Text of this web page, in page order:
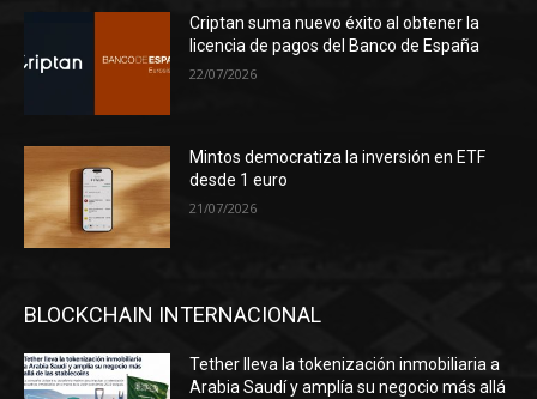
Criptan suma nuevo éxito al obtener la
licencia de pagos del Banco de España
22/07/2026
Mintos democratiza la inversión en ETF
desde 1 euro
21/07/2026
BLOCKCHAIN INTERNACIONAL
Tether lleva la tokenización inmobiliaria a
Arabia Saudí y amplía su negocio más allá